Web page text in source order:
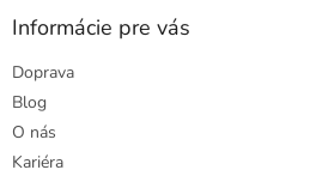
Informácie pre vás
Doprava
Blog
O nás
Kariéra